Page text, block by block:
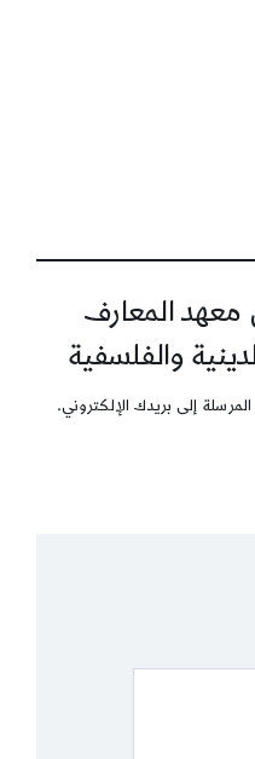
معهد المعارف
والفلسفية
إلى بريدك الإلكتروني.